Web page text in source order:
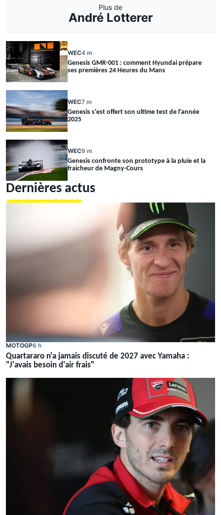
Plus de
André Lotterer
WEC4 m
Genesis GMR-001 : comment Hyundai prépare
ses premières 24 Heures du Mans
WEC7 m
Genesis s'est offert son ultime test de l'année
2025
WEC9 m
Genesis confronte son prototype à la pluie et la
fraicheur de Magny-Cours
Dernières actus
MOTOGP6 h
Quartararo n'a jamais discuté de 2027 avec Yamaha :
"J'avais besoin d'air frais"